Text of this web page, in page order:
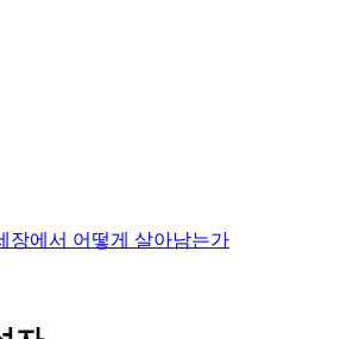
장에서 어떻게 살아남는가